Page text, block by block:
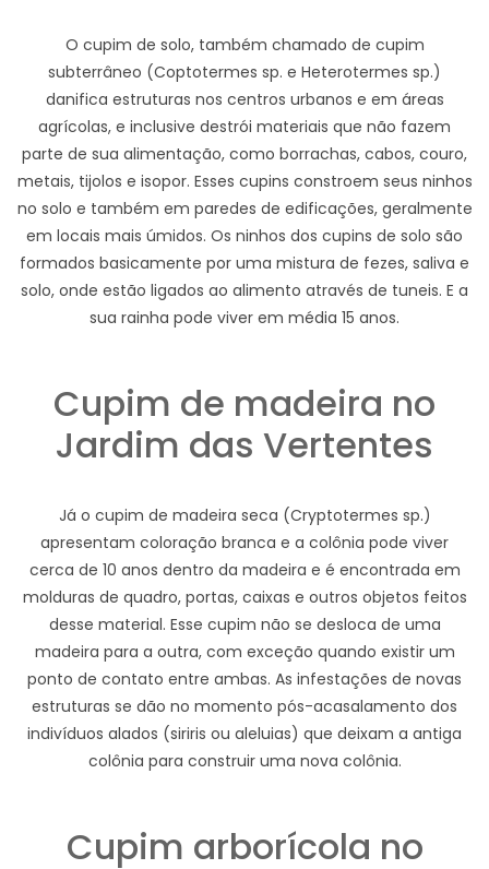
O cupim de solo, também chamado de cupim
subterrâneo (Coptotermes sp. e Heterotermes sp.)
danifica estruturas nos centros urbanos e em áreas
agrícolas, e inclusive destrói materiais que não fazem
parte de sua alimentação, como borrachas, cabos, couro,
metais, tijolos e isopor. Esses cupins constroem seus ninhos
no solo e também em paredes de edificações, geralmente
em locais mais úmidos. Os ninhos dos cupins de solo são
formados basicamente por uma mistura de fezes, saliva e
solo, onde estão ligados ao alimento através de tuneis. E a
sua rainha pode viver em média 15 anos.
Cupim de madeira no
Jardim das Vertentes
Já o cupim de madeira seca (Cryptotermes sp.)
apresentam coloração branca e a colônia pode viver
cerca de 10 anos dentro da madeira e é encontrada em
molduras de quadro, portas, caixas e outros objetos feitos
desse material. Esse cupim não se desloca de uma
madeira para a outra, com exceção quando existir um
ponto de contato entre ambas. As infestações de novas
estruturas se dão no momento pós-acasalamento dos
indivíduos alados (siriris ou aleluias) que deixam a antiga
colônia para construir uma nova colônia.
Cupim arborícola no